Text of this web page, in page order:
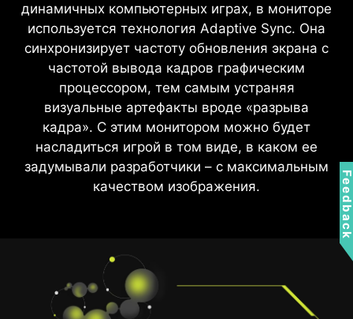
динамичных компьютерных играх, в мониторе
используется технология Adaptive Sync. Она
синхронизирует частоту обновления экрана с
частотой вывода кадров графическим
процессором, тем самым устраняя
визуальные артефакты вроде «разрыва
кадра». С этим монитором можно будет
насладиться игрой в том виде, в каком ее
задумывали разработчики – с максимальным
качеством изображения.
Технологии Anti-Flicker и Less Blue Light
обеспечивают комфортное восприятие
изображения благодаря уменьшению
мерцания и более низкому уровню синего
света. Вы можете играть дольше, не
испытывая усталости глаз.